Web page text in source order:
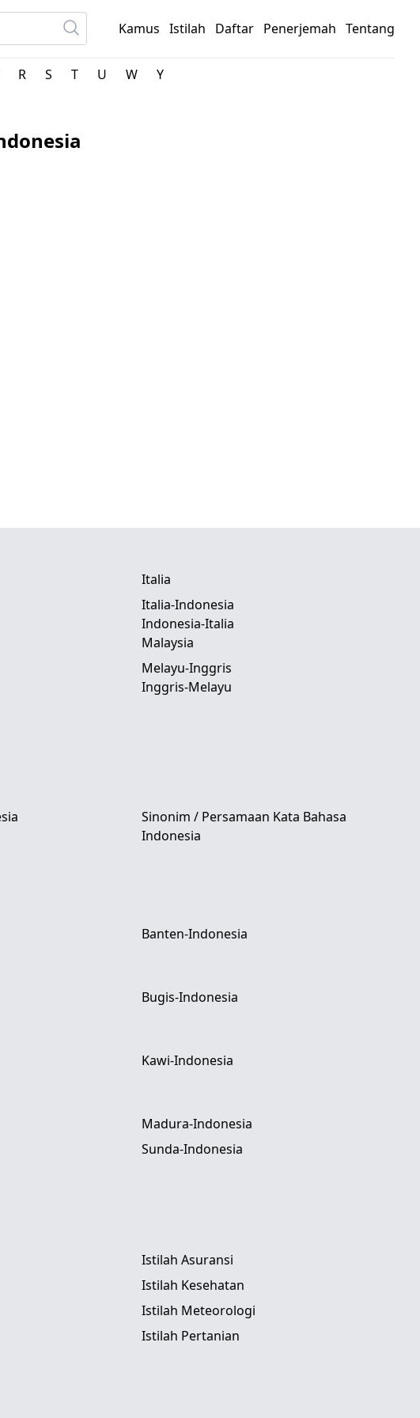
Kamus Istilah Daftar Penerjemah Tentang
R S T U W Y
Italia
Italia-Indonesia
Indonesia-Italia
Malaysia
Melayu-Inggris
Inggris-Melayu
Sinonim / Persamaan Kata Bahasa
Indonesia
Banten-Indonesia
Bugis-Indonesia
Kawi-Indonesia
Madura-Indonesia
Sunda-Indonesia
Istilah Asuransi
Istilah Kesehatan
Istilah Meteorologi
Istilah Pertanian